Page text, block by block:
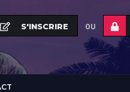
S'INSCRIRE OU